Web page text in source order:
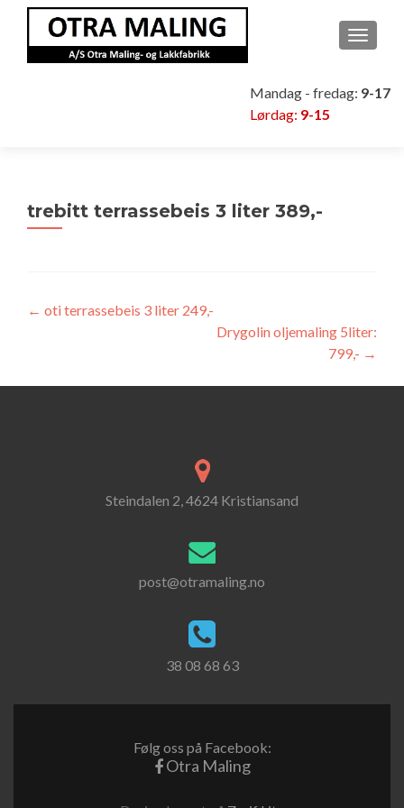
Mandag - fredag: 9-17
Lørdag: 9-15
trebitt terrassebeis 3 liter 389,-
Innleggsnavigasjon
← oti terrassebeis 3 liter 249,-
Drygolin oljemaling 5liter:
799,- →
Steindalen 2, 4624 Kristiansand
post@otramaling.no
38 08 68 63
Følg oss på Facebook:
Otra Maling